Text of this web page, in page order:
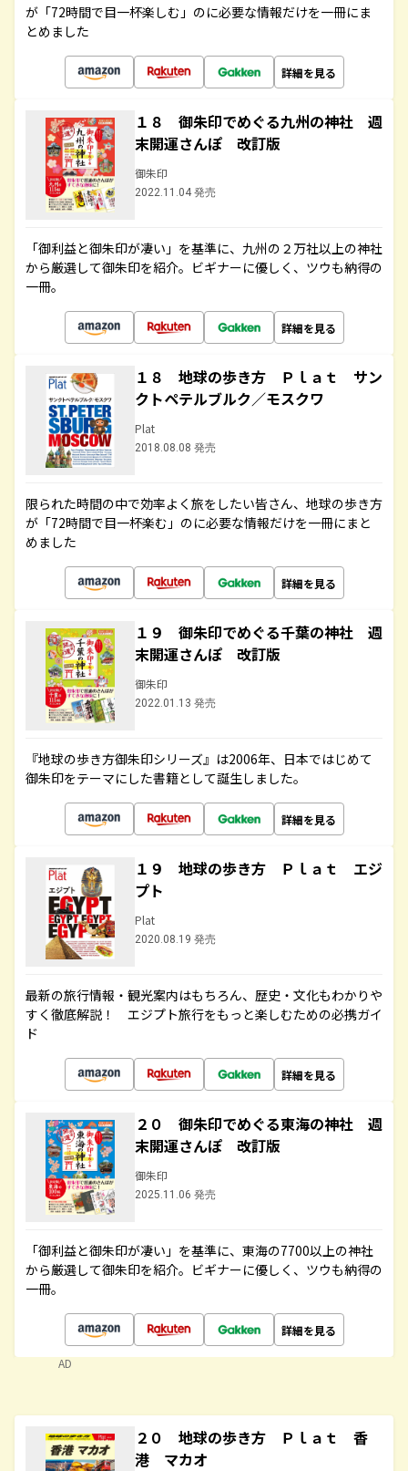
が「72時間で目一杯楽しむ」のに必要な情報だけを一冊にま
とめました
詳細を見る
１８ 御朱印でめぐる九州の神社 週
末開運さんぽ 改訂版
御朱印
2022.11.04 発売
「御利益と御朱印が凄い」を基準に、九州の２万社以上の神社
から厳選して御朱印を紹介。ビギナーに優しく、ツウも納得の
一冊。
詳細を見る
１８ 地球の歩き方 Ｐｌａｔ サン
クトペテルブルク／モスクワ
Plat
2018.08.08 発売
限られた時間の中で効率よく旅をしたい皆さん、地球の歩き方
が「72時間で目一杯楽む」のに必要な情報だけを一冊にまと
めました
詳細を見る
１９ 御朱印でめぐる千葉の神社 週
末開運さんぽ 改訂版
御朱印
2022.01.13 発売
『地球の歩き方御朱印シリーズ』は2006年、日本ではじめて
御朱印をテーマにした書籍として誕生しました。
詳細を見る
１９ 地球の歩き方 Ｐｌａｔ エジ
プト
Plat
2020.08.19 発売
最新の旅行情報・観光案内はもちろん、歴史・文化もわかりや
すく徹底解説！ エジプト旅行をもっと楽しむための必携ガイ
ド
詳細を見る
２０ 御朱印でめぐる東海の神社 週
末開運さんぽ 改訂版
御朱印
2025.11.06 発売
「御利益と御朱印が凄い」を基準に、東海の7700以上の神社
から厳選して御朱印を紹介。ビギナーに優しく、ツウも納得の
一冊。
詳細を見る
AD
２０ 地球の歩き方 Ｐｌａｔ 香
港 マカオ